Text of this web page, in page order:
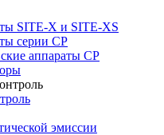
SITE-X и SITE-XS
серии CP
аппараты CP
эмиссии